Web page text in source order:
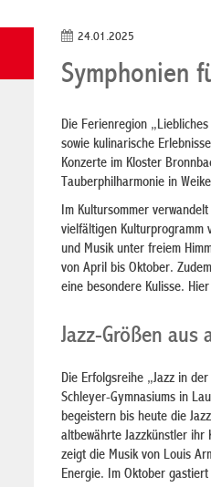
24.01.2025
Symphonien
Die Ferienregion
sowie kulinarische
Konzerte im Kloster
Tauberphilharmonie in
Im Kultursommer
vielfältigen Kulturprogramm
und Musik unter freiem
von April bis Oktober.
eine besondere Kulisse.
Jazz-Größen aus
Die Erfolgsreihe „Jazz in
Schleyer-Gymnasiums in
begeistern bis heute die
altbewährte Jazzkünstler ihr
zeigt die Musik von Louis
Energie. Im Oktober